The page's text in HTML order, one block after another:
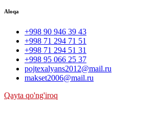
Aloqa
+998 90 946 39 43
+998 71 294 71 51
+998 71 294 51 31
+998 95 066 25 37
pojtexalyans2012@mail.ru
makset2006@mail.ru
Qayta qo'ng'iroq